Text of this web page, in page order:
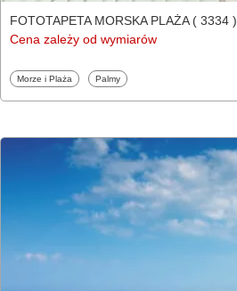
FOTOTAPETA MORSKA PLAŻA ( 3334 )
Cena zależy od wymiarów
Fototapety
Morze i Plaża Fototapety
Palmy